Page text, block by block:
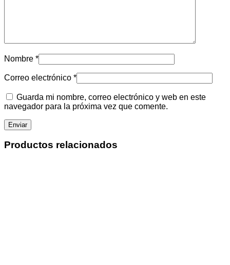
Nombre *
Correo electrónico *
Guarda mi nombre, correo electrónico y web en este
navegador para la próxima vez que comente.
Productos relacionados